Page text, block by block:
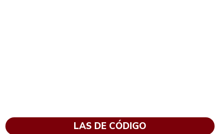
LAS DE CÓDIGO